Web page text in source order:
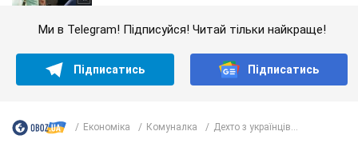
Ми в Telegram! Підписуйся! Читай тільки найкраще!
Підписатись Підписатись
Економіка Комуналка Дехто з українців...